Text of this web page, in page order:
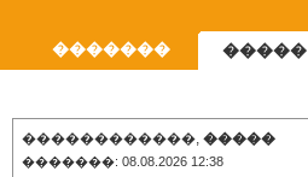
������� �����
������������, �����
�������: 08.08.2026 12:38